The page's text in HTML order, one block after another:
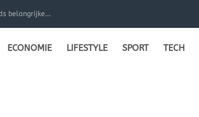
belangrijke...
ECONOMIE LIFESTYLE SPORT TECH